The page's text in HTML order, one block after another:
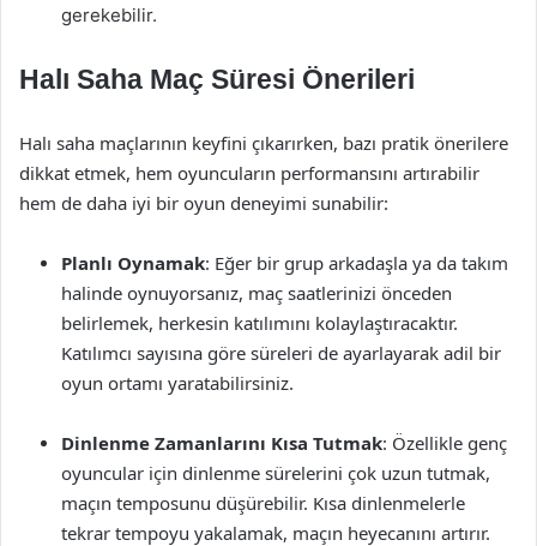
gerekebilir.
Halı Saha Maç Süresi Önerileri
Halı saha maçlarının keyfini çıkarırken, bazı pratik önerilere
dikkat etmek, hem oyuncuların performansını artırabilir
hem de daha iyi bir oyun deneyimi sunabilir:
Planlı Oynamak: Eğer bir grup arkadaşla ya da takım
halinde oynuyorsanız, maç saatlerinizi önceden
belirlemek, herkesin katılımını kolaylaştıracaktır.
Katılımcı sayısına göre süreleri de ayarlayarak adil bir
oyun ortamı yaratabilirsiniz.
Dinlenme Zamanlarını Kısa Tutmak: Özellikle genç
oyuncular için dinlenme sürelerini çok uzun tutmak,
maçın temposunu düşürebilir. Kısa dinlenmelerle
tekrar tempoyu yakalamak, maçın heyecanını artırır.